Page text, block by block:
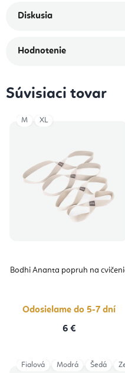
Diskusia
Hodnotenie
Súvisiaci tovar
Bodhi Ananta popruh na
Odosielame do 5-7 dní
6 €
M XL
Fialová Modrá Šedá